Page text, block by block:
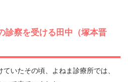
診察を受ける田中（塚本晋
いたその頃、よねま診療所では、